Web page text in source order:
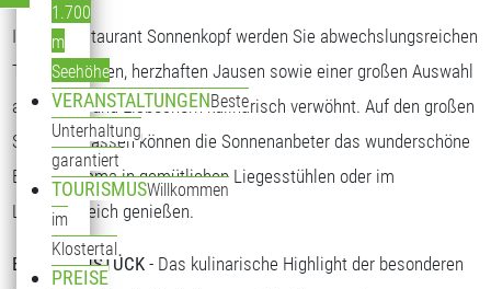
1.700
m
Seehöhe
VERANSTALTUNGENBeste
Unterhaltung
garantiert
TOURISMUSWillkommen
im
Klostertal
PREISE
Im Bergrestaurant Sonnenkopf werden Sie abwechslungsreichen
Tagesgerichten, herzhaften Jausen sowie einer großen Auswahl
an Kuchen und Eisbechern kulinarisch verwöhnt. Auf den großen
Sonnenterrassen können die Sonnenanbeter das wunderschöne
Bergpanorama in gemütlichen Liegesstühlen oder im
Loungebereich genießen.
BERGFRÜHSTÜCK - Das kulinarische Highlight der besonderen